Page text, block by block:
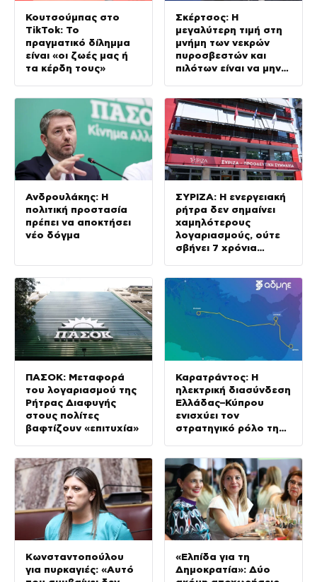
Κουτσούμπας στο
TikTok: Το
πραγματικό δίλημμα
είναι «οι ζωές μας ή
τα κέρδη τους»
Σκέρτσος: Η
μεγαλύτερη τιμή στη
μνήμη των νεκρών
πυροσβεστών και
πιλότων είναι να μην
πρόληψη
Ανδρουλάκης: Η
πολιτική προστασία
πρέπει να αποκτήσει
νέο δόγμα
ΣΥΡΙΖΑ: Η ενεργειακή
ρήτρα δεν σημαίνει
χαμηλότερους
λογαριασμούς, ούτε
σβήνει 7 χρόνια
ΠΑΣΟΚ: Μεταφορά
του λογαριασμού της
Ρήτρας Διαφυγής
στους πολίτες
βαφτίζουν «επιτυχία»
Καρατράντος: Η
ηλεκτρική διασύνδεση
Ελλάδας–Κύπρου
ενισχύει τον
στρατηγικό ρόλο της
Κωνσταντοπούλου
για πυρκαγιές: «Αυτό
«Ελπίδα για τη
Δημοκρατία»: Δύο